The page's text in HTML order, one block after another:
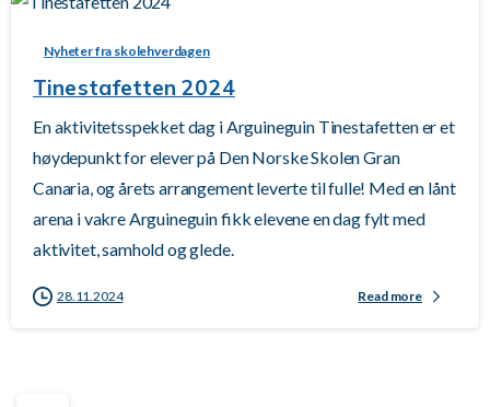
Nyheter fra skolehverdagen
Tinestafetten 2024
En aktivitetsspekket dag i Arguineguin Tinestafetten er et
høydepunkt for elever på Den Norske Skolen Gran
Canaria, og årets arrangement leverte til fulle! Med en lånt
arena i vakre Arguineguin fikk elevene en dag fylt med
aktivitet, samhold og glede.
28.11.2024 Read more